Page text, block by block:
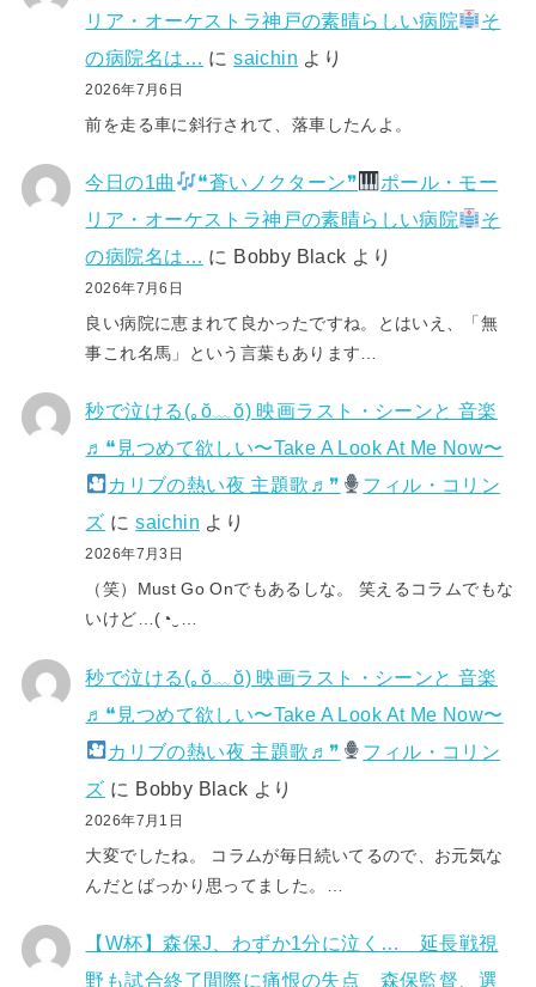
リア・オーケストラ神戸の素晴らしい病院
そ
の病院名は…
にsaichin より
2026年7月6日
前を走る車に斜行されて、落車したんよ。
今日の1曲 ❝蒼いノクターン❞
ポール・モー
リア・オーケストラ神戸の素晴らしい病院
そ
の病院名は… に Bobby Black より
2026年7月6日
良い病院に恵まれて良かったですね。とはいえ、「無
事これ名馬」という言葉もあります…
秒で泣ける(⁠｡⁠ŏ⁠﹏⁠ŏ⁠) 映画ラスト・シーンと 音楽
♬❝見つめて欲しい〜Take A Look At Me Now〜
カリブの熱い夜 主題歌♬❞
フィル・コリン
ズ にsaichin より
2026年7月3日
（笑）Must Go Onでもあるしな。 笑えるコラムでもな
いけど…(⁠◔⁠‿⁠…
秒で泣ける(⁠｡⁠ŏ⁠﹏⁠ŏ⁠) 映画ラスト・シーンと 音楽
♬❝見つめて欲しい〜Take A Look At Me Now〜
カリブの熱い夜 主題歌♬❞
フィル・コリン
ズ に Bobby Black より
2026年7月1日
大変でしたね。 コラムが毎日続いてるので、お元気な
んだとばっかり思ってました。…
【W杯】森保J、わずか1分に泣く… 延長戦視
野も試合終了間際に痛恨の失点 森保監督、選